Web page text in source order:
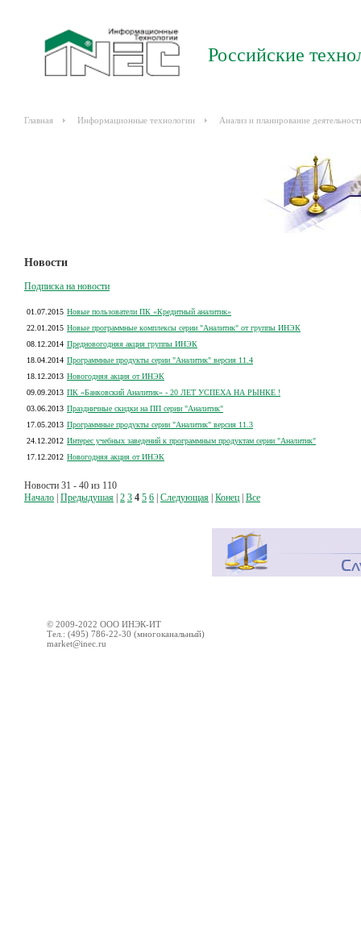
Российские
Главная Информационные технологии Анализ и планирование
Новости
Подписка на новости
01.07.2015 Новые пользователи ПК «Кредитный аналитик»
22.01.2015 Новые программные комплексы серии "Аналитик" от группы ИНЭК
08.12.2014 Предновогодняя акция группы ИНЭК
18.04.2014 Программные продукты серии "Аналитик" версия 11.4
18.12.2013 Новогодняя акция от ИНЭК
09.09.2013 ПК «Банковский Аналитик» - 20 ЛЕТ УСПЕХА НА РЫНКЕ !
03.06.2013 Праздничные скидки на ПП серии "Аналитик"
17.05.2013 Программные продукты серии "Аналитик" версия 11.3
24.12.2012 Интерес учебных заведений к программным продуктам серии "Аналитик"
17.12.2012 Новогодняя акция от ИНЭК
Новости 31 - 40 из 110
Начало Предыдушая 2 3 4 5 6 Следующая Конец Все
© 2009-2022 ООО ИНЭК-ИТ
Тел.: (495) 786-22-30 (многоканальный)
market@inec.ru